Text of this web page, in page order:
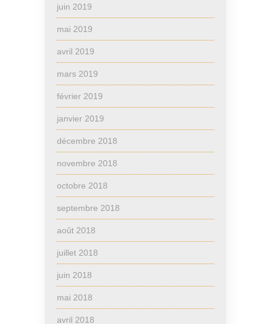
juin 2019
mai 2019
avril 2019
mars 2019
février 2019
janvier 2019
décembre 2018
novembre 2018
octobre 2018
septembre 2018
août 2018
juillet 2018
juin 2018
mai 2018
avril 2018